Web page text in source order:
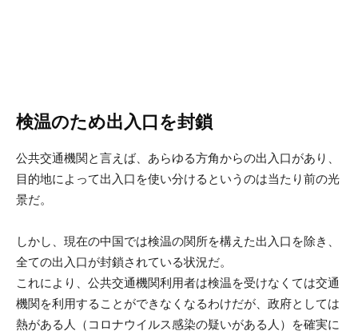
検温のため出入口を封鎖
公共交通機関と言えば、あらゆる方角からの出入口があり、
目的地によって出入口を使い分けるというのは当たり前の光
景だ。
しかし、現在の中国では検温の関所を構えた出入口を除き、
全ての出入口が封鎖されている状況だ。
これにより、公共交通機関利用者は検温を受けなくては交通
機関を利用することができなくなるわけだが、政府としては
熱がある人（コロナウイルス感染の疑いがある人）を確実に